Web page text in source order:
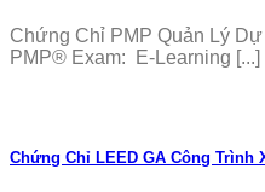
Chứng Chỉ PMP Quản Lý
PMP® Exam: E-Learning [...]
Chứng Chỉ LEED GA Công Trình